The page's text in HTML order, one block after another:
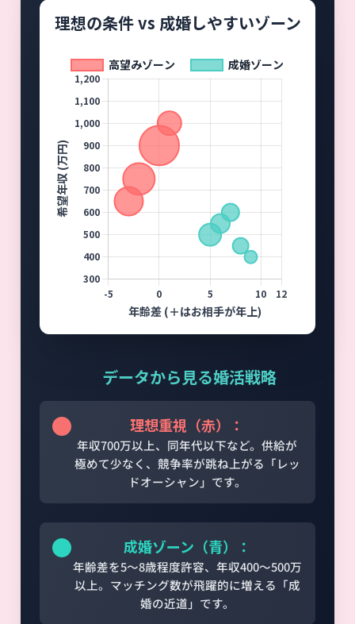
理想の条件 vs 成婚しやすいゾーン
💡 データから見る婚活戦略
理想重視（赤）：
年収700万以上、同年代以下など。供給が
極めて少なく、競争率が跳ね上がる「レッ
ドオーシャン」です。
成婚ゾーン（青）：
年齢差を5〜8歳程度許容、年収400〜500万
以上。マッチング数が飛躍的に増える「成
婚の近道」です。